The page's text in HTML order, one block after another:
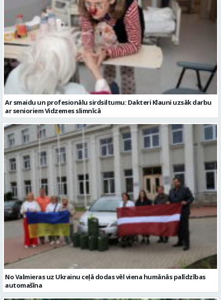
Ar smaidu un profesionālu sirdsiltumu: Dakteri Klauni uzsāk darbu
ar senioriem Vidzemes slimnīcā
No Valmieras uz Ukrainu ceļā dodas vēl viena humānās palīdzības
automašīna